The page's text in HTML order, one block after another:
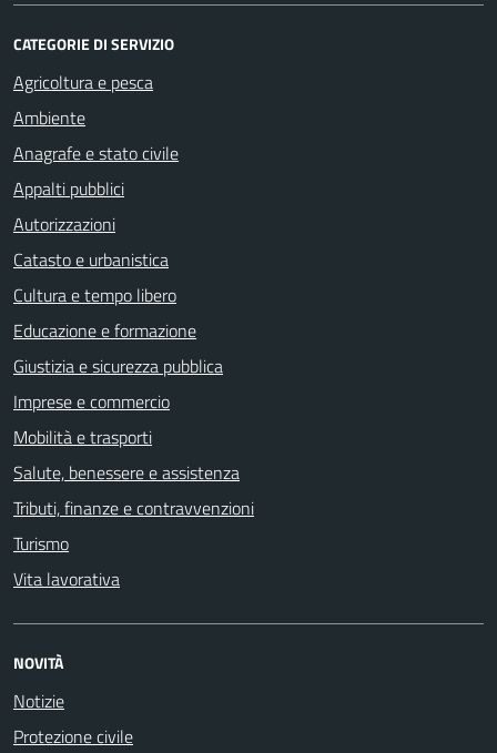
CATEGORIE DI SERVIZIO
Agricoltura e pesca
Ambiente
Anagrafe e stato civile
Appalti pubblici
Autorizzazioni
Catasto e urbanistica
Cultura e tempo libero
Educazione e formazione
Giustizia e sicurezza pubblica
Imprese e commercio
Mobilità e trasporti
Salute, benessere e assistenza
Tributi, finanze e contravvenzioni
Turismo
Vita lavorativa
NOVITÀ
Notizie
Protezione civile